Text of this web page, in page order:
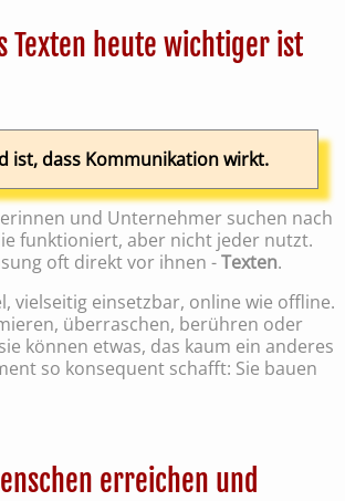
Texten heute wichtiger ist
ist, dass Kommunikation wirkt.
und Unternehmer suchen nach
funktioniert, aber nicht jeder nutzt.
oft direkt vor ihnen -Texten.
vielseitig einsetzbar, online wie offline.
überraschen, berühren oder
können etwas, das kaum ein anderes
so konsequent schafft: Sie bauen
erreichen und